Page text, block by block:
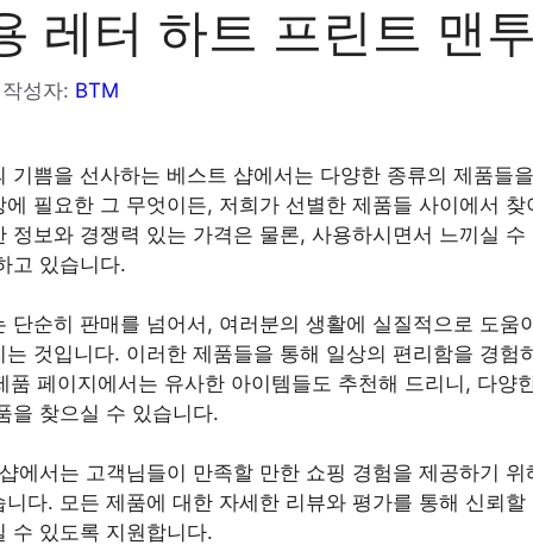
레터 하트 프린트 맨
작성자: BTM
기쁨을 선사하는 베스트 샵에서는 다양한 종류의 제품들
에 필요한 그 무엇이든, 저희가 선별한 제품들 사이에서 찾
정보와 경쟁력 있는 가격은 물론, 사용하시면서 느끼실 수
고 있습니다.
단순히 판매를 넘어서, 여러분의 생활에 실질적으로 도움
는 것입니다. 이러한 제품들을 통해 일상의 편리함을 경험
품 페이지에서는 유사한 아이템들도 추천해 드리니, 다양
을 찾으실 수 있습니다.
에서는 고객님들이 만족할 만한 쇼핑 경험을 제공하기 위
니다. 모든 제품에 대한 자세한 리뷰와 평가를 통해 신뢰할
수 있도록 지원합니다.